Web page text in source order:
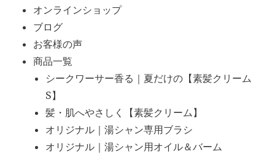
オンラインショップ
ブログ
お客様の声
商品一覧
シークワーサー香る｜夏だけの【素髪クリーム
S】
髪・肌へやさしく【素髪クリーム】
オリジナル｜湯シャン専用ブラシ
オリジナル｜湯シャン用オイル＆バーム